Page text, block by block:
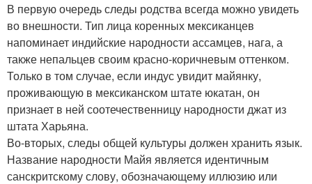
В первую очередь следы родства всегда можно увидеть
во внешности. Тип лица коренных мексиканцев
напоминает индийские народности ассамцев, нага, а
также непальцев своим красно-коричневым оттенком.
Только в том случае, если индус увидит майянку,
проживающую в мексиканском штате юкатан, он
признает в ней соотечественницу народности джат из
штата Харьяна.
Во-вторых, следы общей культуры должен хранить язык.
Название народности Майя является идентичным
санскритскому слову, обозначающему иллюзию или